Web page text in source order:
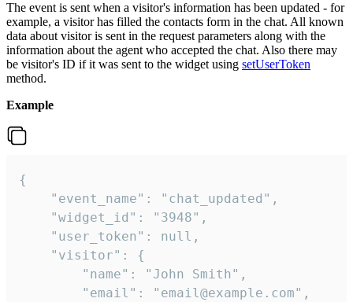
The event is sent when a visitor's information has been updated - for
example, a visitor has filled the contacts form in the chat. All known
data about visitor is sent in the request parameters along with the
information about the agent who accepted the chat. Also there may
be visitor's ID if it was sent to the widget using setUserToken
method.
Example
{
    "event_name": "chat_updated",
    "widget_id": "3948",
    "user_token": null,
    "visitor": {
        "name": "John Smith",
        "email": "email@example.com",